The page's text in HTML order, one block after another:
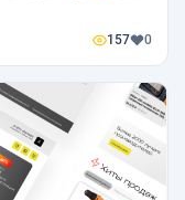
157 0